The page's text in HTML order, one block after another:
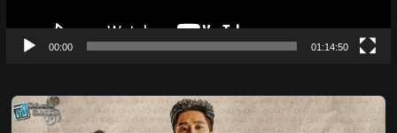
00:00 01:14:50